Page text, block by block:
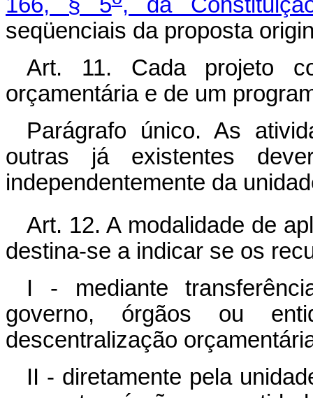
seqüenciais da proposta
Art. 11. Cada projeto
orçamentária e de um
Parágrafo único. As
outras já existentes
independentemente da
Art. 12. A modalidade de
destina-se a indicar se os
I - mediante
governo, órgãos ou
descentralização
II - diretamente pela